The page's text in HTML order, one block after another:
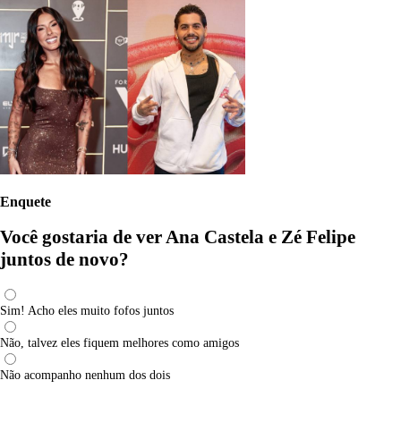
Enquete
Você gostaria de ver Ana Castela e Zé Felipe
juntos de novo?
Sim! Acho eles muito fofos juntos
Não, talvez eles fiquem melhores como amigos
Não acompanho nenhum dos dois